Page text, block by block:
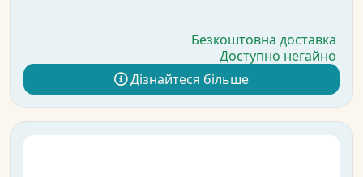
Безкоштовна доставка
Доступно негайно
Дізнайтеся більше